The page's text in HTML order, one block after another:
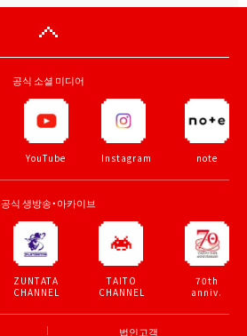
공식 소셜 미디어
YouTube Instagram note
공식 생방송・아카이브
ZUNTATA
CHANNEL
TAITO
CHANNEL
70th
anniv.
법인고객